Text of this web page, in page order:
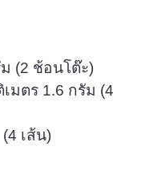
(2 ช้อนโต๊ะ)
มตร 1.6 กรัม (4
เส้น)